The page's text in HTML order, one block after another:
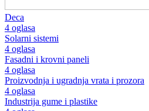
Deca
4 oglasa
Solarni sistemi
4 oglasa
Fasadni i krovni paneli
4 oglasa
Proizvodnja i ugradnja vrata i prozora
4 oglasa
Industrija gume i plastike